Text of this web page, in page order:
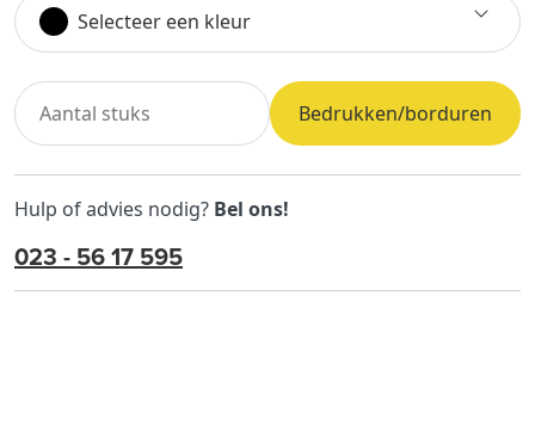
Selecteer een kleur
Bedrukken/borduren
Hulp of advies nodig? Bel ons!
023 - 56 17 595